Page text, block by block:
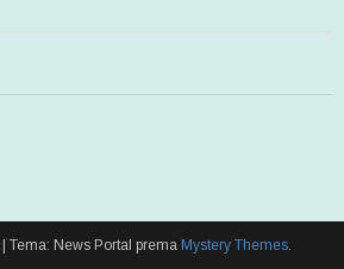
| Tema: News Portal prema Mystery Themes.